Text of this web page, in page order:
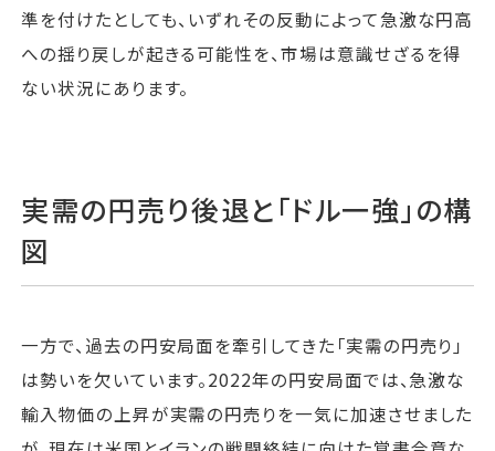
準を付けたとしても、いずれその反動によって急激な円高
への揺り戻しが起きる可能性を、市場は意識せざるを得
ない状況にあります。
実需の円売り後退と「ドル一強」の構
図
一方で、過去の円安局面を牽引してきた「実需の円売り」
は勢いを欠いています。2022年の円安局面では、急激な
輸入物価の上昇が実需の円売りを一気に加速させました